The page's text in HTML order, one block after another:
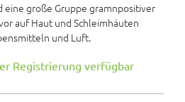
eine große Gruppe gramnpositiver
auf Haut und Schleimhäuten
und Luft.
Registrierung verfügbar